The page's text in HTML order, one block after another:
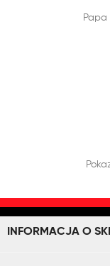
Papa
INFORMACJA O